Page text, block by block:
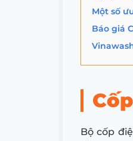
Một số
Báo giá
Bộ cốp